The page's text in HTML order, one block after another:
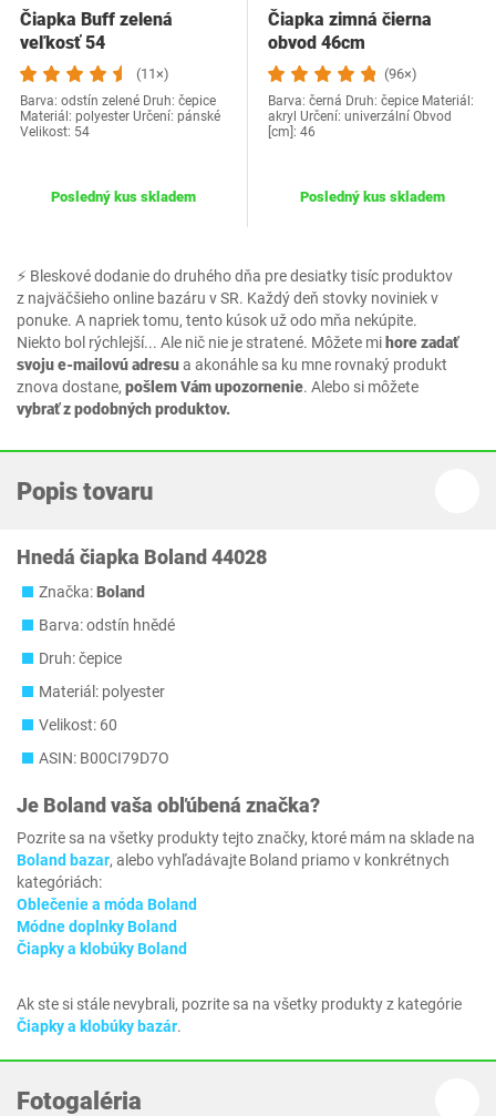
⚡ Bleskové dodanie do druhého dňa pre desiatky tisíc produktov
z najväčšieho online bazáru v SR. Každý deň stovky noviniek v
ponuke. A napriek tomu, tento kúsok už odo mňa nekúpite.
Niekto bol rýchlejší... Ale nič nie je stratené. Môžete mihore zadať
svoju e-mailovú adresua akonáhle sa ku mne rovnaký produkt
znova dostane, pošlem Vám upozornenie. Alebo si môžete
vybrať z podobných produktov.
Čiapka Buff zelená
veľkosť 54
(11×)
Barva: odstín zelené Druh: čepice
Materiál: polyester Určení: pánské
Velikost: 54
Posledný kus skladem
Čiapka zimná čierna
obvod 46cm
(96×)
Barva: černá Druh: čepice Materiál:
akryl Určení: univerzální Obvod
[cm]: 46
Posledný kus skladem
Popis tovaru
Hnedá čiapka Boland 44028
Značka:Boland
Barva: odstín hnědé
Druh: čepice
Materiál: polyester
Velikost: 60
ASIN: B00CI79D7O
Je Boland vaša obľúbená značka?
Pozrite sa na všetky produkty tejto značky, ktoré mám na sklade na
Boland bazar, alebo vyhľadávajte Boland priamo v konkrétnych
kategóriách:
Oblečenie a móda Boland
Módne doplnky Boland
Čiapky a klobúky Boland
Ak ste si stále nevybrali, pozrite sa na všetky produkty z kategórie
Čiapky a klobúky bazár.
Fotogaléria